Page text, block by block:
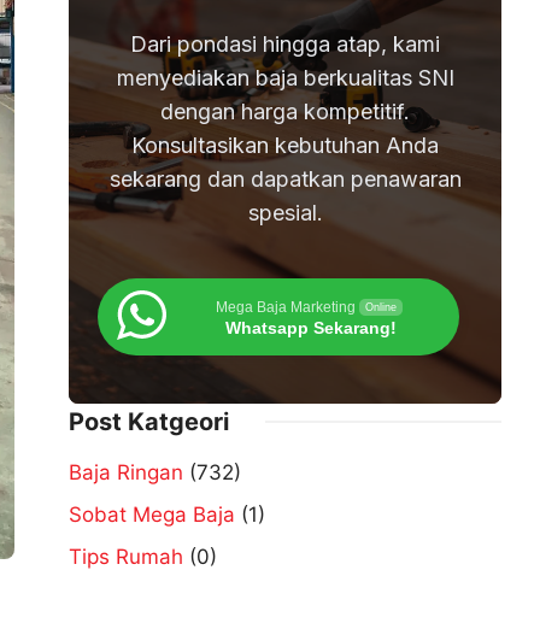
Dari pondasi hingga atap, kami
menyediakan baja berkualitas SNI
dengan harga kompetitif.
Konsultasikan kebutuhan Anda
sekarang dan dapatkan penawaran
spesial.
Mega Baja Marketing Online
Whatsapp Sekarang!
Post Katgeori
Baja Ringan (732)
Sobat Mega Baja (1)
Tips Rumah (0)